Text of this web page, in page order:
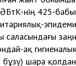
нің 425-
саласындағы
ақ
шара